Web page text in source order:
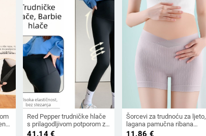
Red Pepper trudničke hlače
s prilagodljivom potporom za
trbuh, visoka elastičnost,
41.14€
Šorcevi za trudnoću za ljeto,
lagana pamučna ribana
tkanina, nizak struk, duljina
11.86 €